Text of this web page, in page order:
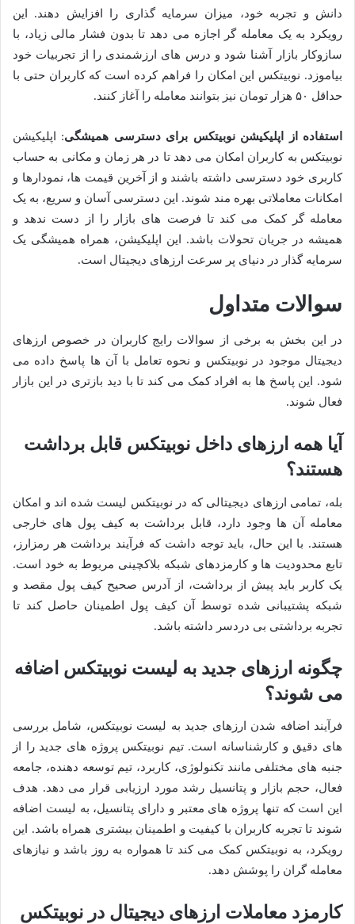
دانش و تجربه خود، میزان سرمایه گذاری را افزایش دهند. این
رویکرد به یک معامله گر اجازه می دهد تا بدون فشار مالی زیاد، با
سازوکار بازار آشنا شود و درس های ارزشمندی را از تجربیات خود
بیاموزد. نوبیتکس این امکان را فراهم کرده است که کاربران حتی با
حداقل ۵۰ هزار تومان نیز بتوانند معامله را آغاز کنند.
استفاده از اپلیکیشن نوبیتکس برای دسترسی همیشگی: اپلیکیشن
نوبیتکس به کاربران امکان می دهد تا در هر زمان و مکانی به حساب
کاربری خود دسترسی داشته باشند و از آخرین قیمت ها، نمودارها و
امکانات معاملاتی بهره مند شوند. این دسترسی آسان و سریع، به یک
معامله گر کمک می کند تا فرصت های بازار را از دست ندهد و
همیشه در جریان تحولات باشد. این اپلیکیشن، همراه همیشگی یک
سرمایه گذار در دنیای پر سرعت ارزهای دیجیتال است.
سوالات متداول
در این بخش به برخی از سوالات رایج کاربران در خصوص ارزهای
دیجیتال موجود در نوبیتکس و نحوه تعامل با آن ها پاسخ داده می
شود. این پاسخ ها به افراد کمک می کند تا با دید بازتری در این بازار
فعال شوند.
آیا همه ارزهای داخل نوبیتکس قابل برداشت
هستند؟
بله، تمامی ارزهای دیجیتالی که در نوبیتکس لیست شده اند و امکان
معامله آن ها وجود دارد، قابل برداشت به کیف پول های خارجی
هستند. با این حال، باید توجه داشت که فرآیند برداشت هر رمزارز،
تابع محدودیت ها و کارمزدهای شبکه بلاکچینی مربوط به خود است.
یک کاربر باید پیش از برداشت، از آدرس صحیح کیف پول مقصد و
شبکه پشتیبانی شده توسط آن کیف پول اطمینان حاصل کند تا
تجربه برداشتی بی دردسر داشته باشد.
چگونه ارزهای جدید به لیست نوبیتکس اضافه
می شوند؟
فرآیند اضافه شدن ارزهای جدید به لیست نوبیتکس، شامل بررسی
های دقیق و کارشناسانه است. تیم نوبیتکس پروژه های جدید را از
جنبه های مختلفی مانند تکنولوژی، کاربرد، تیم توسعه دهنده، جامعه
فعال، حجم بازار و پتانسیل رشد مورد ارزیابی قرار می دهد. هدف
این است که تنها پروژه های معتبر و دارای پتانسیل، به لیست اضافه
شوند تا تجربه کاربران با کیفیت و اطمینان بیشتری همراه باشد. این
رویکرد، به نوبیتکس کمک می کند تا همواره به روز باشد و نیازهای
معامله گران را پوشش دهد.
کارمزد معاملات ارزهای دیجیتال در نوبیتکس